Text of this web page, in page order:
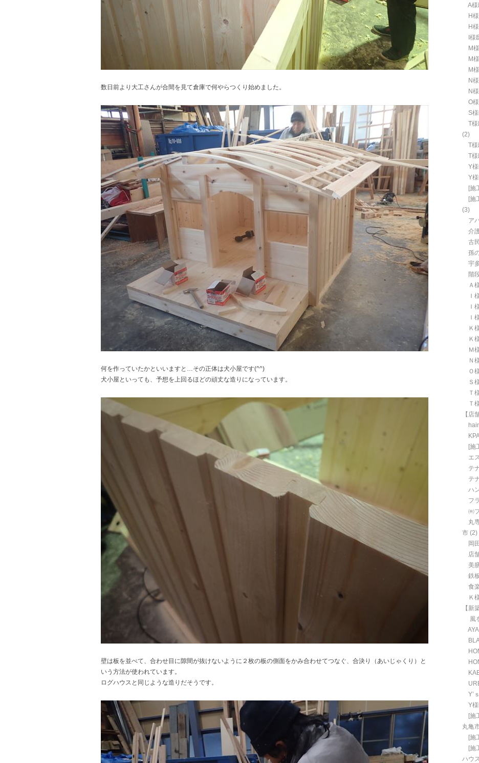
数日前より大工さんが合間を見て倉庫で何やらつくり始めました。
何を作っていたかといいますと…その正体は犬小屋です(^^)
犬小屋といっても、予想を上回るほどの頑丈な造りになっています。
壁は板を並べて、合わせ目に隙間が抜けないように２枚の板の側面をかみ合わせてつなぐ、合決り（あいじゃくり）と
いう方法が使われています。
ログハウスと同じような造りだそうです。
A様
H様
H様
I様
M様
M様
M様
N様
N様
O様
S様
T様
(2)
T様
T様
Y様
Y様
[施
[施
(3)
ア
介
古
孫
宇
階
Ａ
Ｉ
Ｉ
Ｉ
Ｋ
Ｋ
Ｍ
Ｎ
Ｏ
Ｓ
Ｔ
Ｔ
【店
hair
[施
エ
テ
テ
ハ
フ
㈲
丸
市 (2)
岡
店
美
鉄
食
Ｋ
【新
風
Y’
Y様
[施
丸亀
[施
[施
ハウ